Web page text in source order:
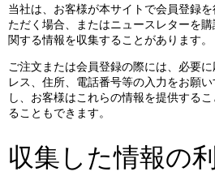
当社は、お客様が本サイトで会員登録
ただく場合、またはニュースレターを
関する情報を収集することがあります。
ご注文または会員登録の際には、必要
レス、住所、電話番号等の入力をお願
し、お客様はこれらの情報を提供する
ることもできます。
収集した情報の